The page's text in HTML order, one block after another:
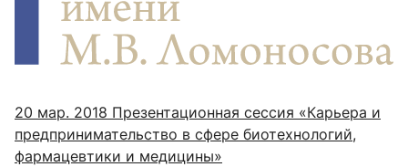
20 мар. 2018 Презентационная сессия «Карьера и
предпринимательство в сфере биотехнологий,
фармацевтики и медицины»